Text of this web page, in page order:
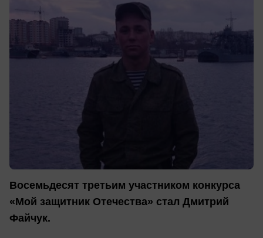
Восемьдесят третьим участником конкурса
«Мой защитник Отечества» стал Дмитрий
Файчук.